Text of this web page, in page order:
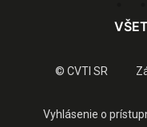
© CVTI SR
Vyhlásenie o